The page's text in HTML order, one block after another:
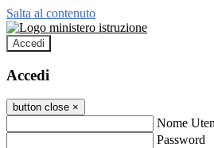
Salta al contenuto
Accedi
Accedi
button close ×
Nome
Password